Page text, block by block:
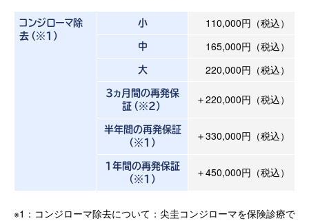
コンジローマ除
去（※1）
小 110,000円（税込）
中 165,000円（税込）
大 220,000円（税込）
3ヵ月間の再発保
証（※2）
＋220,000円（税込）
半年間の再発保証
（※1）
＋330,000円（税込）
1年間の再発保証
（※1）
＋450,000円（税込）
※1：コンジローマ除去について：尖圭コンジローマを保険診療で